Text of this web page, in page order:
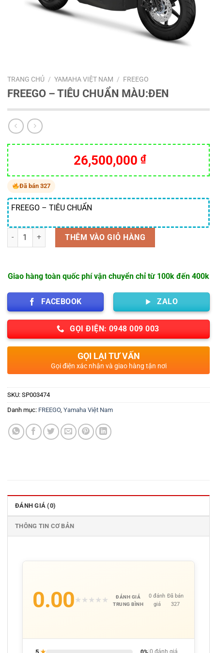
TRANG CHỦ / YAMAHA VIỆT NAM / FREEGO
FREEGO – TIÊU CHUẨN MÀU:ĐEN
26,500,000 ₫
Đã bán 327
FREEGO – TIÊU CHUẨN
Số lượng THÊM VÀO GIỎ HÀNG
Giao hàng toàn quốc phí vận chuyển chỉ từ 100k đến 400k
FACEBOOK ZALO
GỌI ĐIỆN: 0948 009 003
GỌI LẠI TƯ VẤN
Gọi điện xác nhận và giao hàng tận nơi
SKU: SP003474
Danh mục: FREEGO, Yamaha Việt Nam
ĐÁNH GIÁ (0)
THÔNG TIN CƠ BẢN
0.00★ ★ ★ ★ ★
ĐÁNH GIÁ
TRUNG BÌNH
0 đánh
giá
Đã bán
327